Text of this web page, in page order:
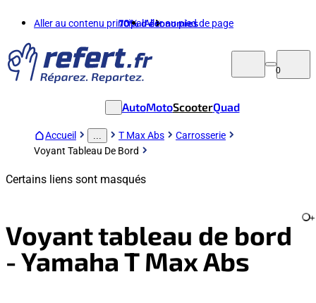
Aller au contenu principalAller au pied de page
70%d'économies
0
AutoMotoScooterQuad
Accueil T Max Abs
Carrosserie
Voyant Tableau De Bord
Certains liens sont masqués
Voyant tableau de bord
- Yamaha T Max Abs
+